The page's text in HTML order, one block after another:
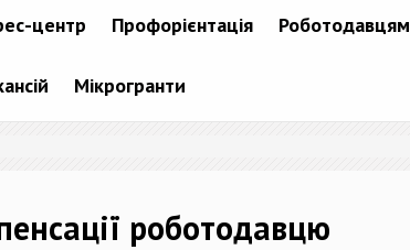
центр Профорієнтація Роботодавцям
Мікрогранти
роботодавцю